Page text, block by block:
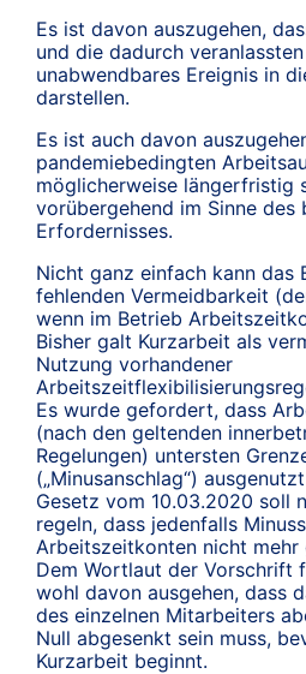
Es ist davon auszugehen,
und die dadurch
unabwendbares Ereignis in
darstellen.
Es ist auch davon
pandemiebedingten
möglicherweise längerfristig
vorübergehend im Sinne des
Erfordernisses.
Nicht ganz einfach kann das
fehlenden Vermeidbarkeit
wenn im Betrieb
Bisher galt Kurzarbeit als
Nutzung vorhandener
Es wurde gefordert, dass
(nach den geltenden
Regelungen) untersten
(„Minusanschlag“)
Gesetz vom 10.03.2020 soll
regeln, dass jedenfalls
Arbeitszeitkonten nicht
Dem Wortlaut der Vorschrift
wohl davon ausgehen, dass
des einzelnen Mitarbeiters
Null abgesenkt sein muss,
Kurzarbeit beginnt.